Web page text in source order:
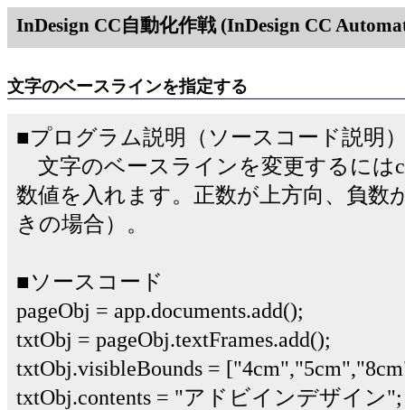
InDesign CC自動化作戦 (InDesign CC
文字のベースラインを指定する
■プログラム説明（ソースコード説明
文字のベースラインを変更するには
数値を入れます。正数が上方向、負数
きの場合）。
■ソースコード
pageObj = app.documents.add();
txtObj = pageObj.textFrames.add();
txtObj.visibleBounds =
txtObj.contents = "アドビインデザイン";